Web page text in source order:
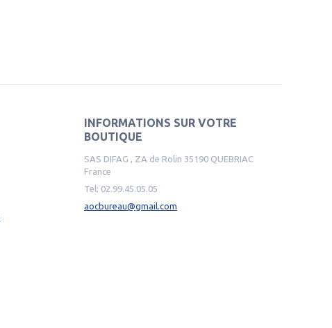
INFORMATIONS SUR VOTRE
BOUTIQUE
SAS DIFAG , ZA de Rolin 35190 QUEBRIAC
France
Tel: 02.99.45.05.05
aocbureau@gmail.com